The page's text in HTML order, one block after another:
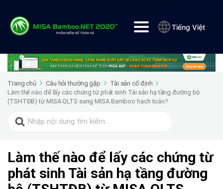
Tiếng Việt
Trang chủ Câu hỏi thường gặp
Tài sản cố định
Làm thế nào để lấy các chứng từ phát sinh Tài sản hạ tầng đường bộ
(TSHTĐB) từ MISA QLTS sang MISA Bamboo hạch toán?
Search
for:
Làm thế nào để lấy các chứng từ
phát sinh Tài sản hạ tầng đường